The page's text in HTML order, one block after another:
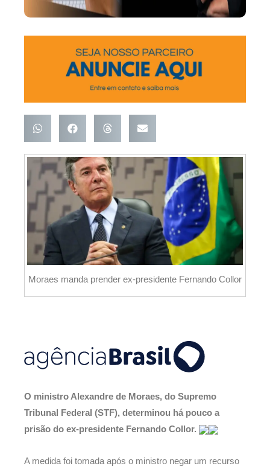
Moraes manda prender ex-presidente Fernando Collor
O ministro Alexandre de Moraes, do Supremo
Tribunal Federal (STF), determinou há pouco a
prisão do ex-presidente Fernando Collor.
A medida foi tomada após o ministro negar um recurso